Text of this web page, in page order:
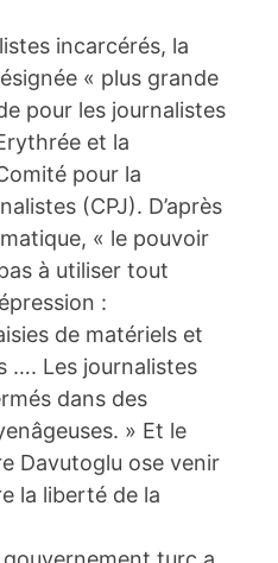
incarcérés, la
« plus grande
pour les journalistes
et la
pour la
(CPJ). D’après
« le pouvoir
à utiliser tout
:
de matériels et
…. Les journalistes
dans des
» Et le
Davutoglu ose venir
la liberté de la